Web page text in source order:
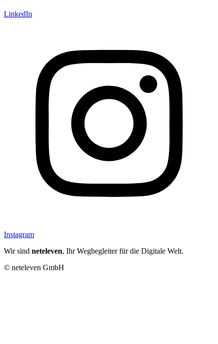
LinkedIn
Instagram
Wir sind neteleven, Ihr Wegbegleiter für die Digitale Welt.
© neteleven GmbH